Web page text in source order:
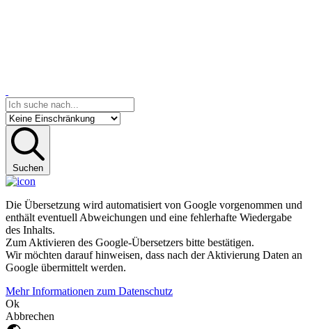
Suchen
Die Übersetzung wird automatisiert von Google vorgenommen und
enthält eventuell Abweichungen und eine fehlerhafte Wiedergabe
des Inhalts.
Zum Aktivieren des Google-Übersetzers bitte bestätigen.
Wir möchten darauf hinweisen, dass nach der Aktivierung Daten an
Google übermittelt werden.
Mehr Informationen zum Datenschutz
Ok
Abbrechen